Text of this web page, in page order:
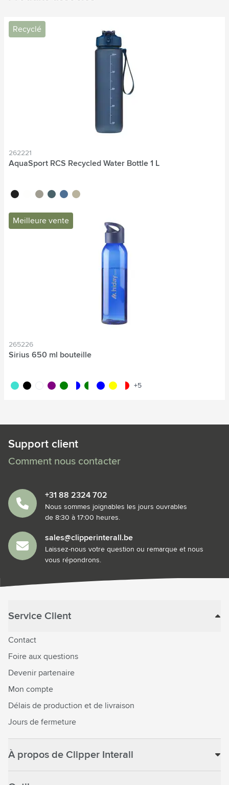
Recyclé
262221
AquaSport RCS Recycled Water Bottle 1 L
noir blancgris bleu océan
bleu beige
Meilleure vente
265226
Sirius 650 ml bouteille
turquoise
noir blancpourpre
vert translucide/bleu
translucide/vert
bleu jaune translucide/rouge
+5
Support client
Comment nous contacter
+31 88 2324 702
Nous sommes joignables les jours ouvrables
de 8:30 à 17:00 heures.
sales@clipperinterall.be
Laissez-nous votre question ou remarque et nous
vous répondrons.
Service Client
Contact
Foire aux questions
Devenir partenaire
Mon compte
Délais de production et de livraison
Jours de fermeture
À propos de Clipper Interall